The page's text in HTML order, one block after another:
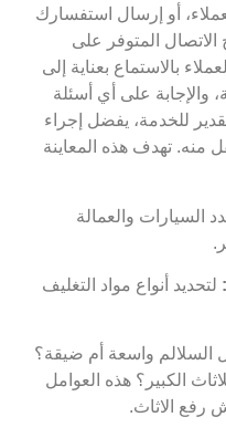
أو إرسال استفسارك
الاتصال المتوفر على
بالاستماع بعناية إلى
والإجابة على أي أسئلة
للخدمة، يفضل إجراء
منه. تهدف هذه المعاينة
السيارات والعمالة
: لتحديد أنواع مواد التغليف
واسعة أم ضيقة؟
الكبير؟ هذه العوامل
رفع الاثاث.